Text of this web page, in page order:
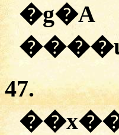
�g�A
47.